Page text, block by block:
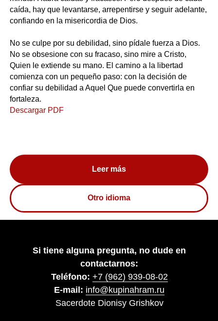
caída, hay que levantarse, arrepentirse y seguir adelante,
confiando en la misericordia de Dios.
No se culpe por su debilidad, sino pídale fuerza a Dios.
No se obsesione con su fracaso, sino mire a Cristo,
Quien le extiende su mano. El camino a la libertad
comienza con un pequeño paso: con la decisión de
confiar su debilidad a Aquel Que puede convertirla en
fortaleza.
Descargar PDF
Leer más
Otro idioma
Si tiene alguna pregunta, no dude en
contactarnos:
Teléfono: +7 (962) 939-08-02
E-mail: info@kupinahram.ru
Sacerdote Dionisy Grishkov